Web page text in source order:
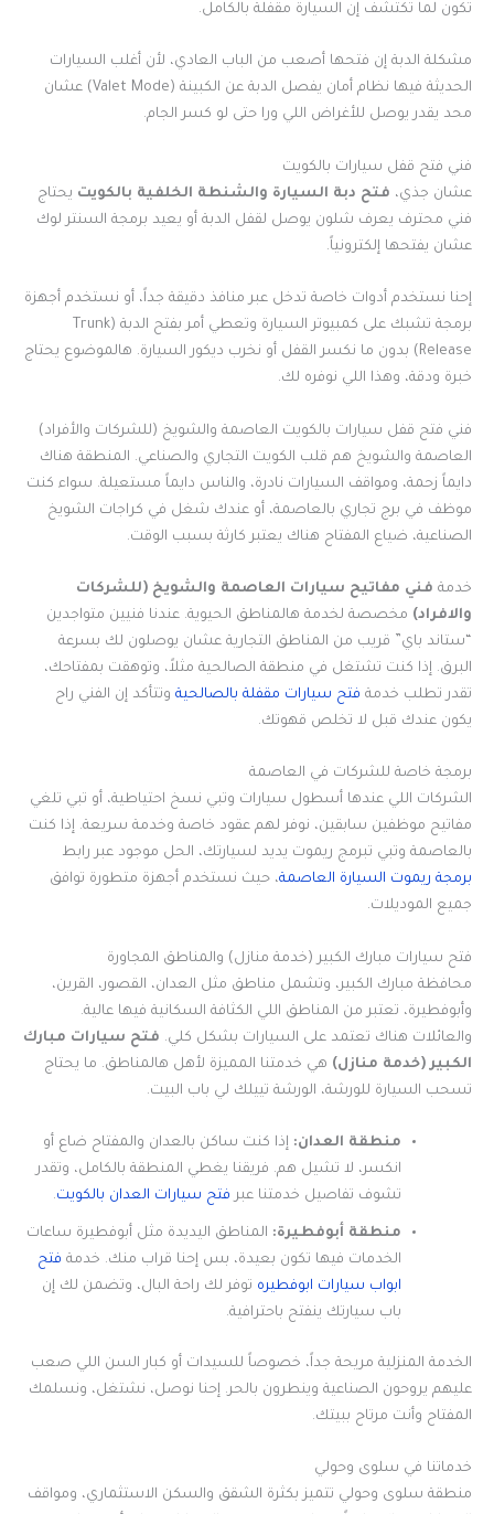
تكون لما تكتشف إن السيارة مقفلة بالكامل.
مشكلة الدبة إن فتحها أصعب من الباب العادي، لأن أغلب السيارات
الحديثة فيها نظام أمان يفصل الدبة عن الكبينة (Valet Mode) عشان
محد يقدر يوصل للأغراض اللي ورا حتى لو كسر الجام.
فني فتح قفل سيارات بالكويت
عشان جذي، فتح دبة السيارة والشنطة الخلفية بالكويت يحتاج
فني محترف يعرف شلون يوصل لقفل الدبة أو يعيد برمجة السنتر لوك
عشان يفتحها إلكترونياً.
إحنا نستخدم أدوات خاصة تدخل عبر منافذ دقيقة جداً، أو نستخدم أجهزة
برمجة تشبك على كمبيوتر السيارة وتعطي أمر بفتح الدبة (Trunk
Release) بدون ما نكسر القفل أو نخرب ديكور السيارة. هالموضوع يحتاج
خبرة ودقة، وهذا اللي نوفره لك.
فني فتح قفل سيارات بالكويت العاصمة والشويخ (للشركات والأفراد)
العاصمة والشويخ هم قلب الكويت التجاري والصناعي. المنطقة هناك
دايماً زحمة، ومواقف السيارات نادرة، والناس دايماً مستعيلة. سواء كنت
موظف في برج تجاري بالعاصمة، أو عندك شغل في كراجات الشويخ
الصناعية، ضياع المفتاح هناك يعتبر كارثة بسبب الوقت.
خدمة فني مفاتيح سيارات العاصمة والشويخ (للشركات
والافراد) مخصصة لخدمة هالمناطق الحيوية. عندنا فنيين متواجدين
“ستاند باي” قريب من المناطق التجارية عشان يوصلون لك بسرعة
البرق. إذا كنت تشتغل في منطقة الصالحية مثلاً، وتوهقت بمفتاحك،
تقدر تطلب خدمة فتح سيارات مقفلة بالصالحية وتتأكد إن الفني راح
يكون عندك قبل لا تخلص قهوتك.
برمجة خاصة للشركات في العاصمة
الشركات اللي عندها أسطول سيارات وتبي نسخ احتياطية، أو تبي تلغي
مفاتيح موظفين سابقين، نوفر لهم عقود خاصة وخدمة سريعة. إذا كنت
بالعاصمة وتبي تبرمج ريموت يديد لسيارتك، الحل موجود عبر رابط
برمجة ريموت السيارة العاصمة، حيث نستخدم أجهزة متطورة توافق
جميع الموديلات.
فتح سيارات مبارك الكبير (خدمة منازل) والمناطق المجاورة
محافظة مبارك الكبير، وتشمل مناطق مثل العدان، القصور، القرين،
وأبوفطيرة، تعتبر من المناطق اللي الكثافة السكانية فيها عالية.
والعائلات هناك تعتمد على السيارات بشكل كلي. فتح سيارات مبارك
الكبير (خدمة منازل) هي خدمتنا المميزة لأهل هالمناطق. ما يحتاج
تسحب السيارة للورشة، الورشة تييلك لي باب البيت.
منطقة العدان: إذا كنت ساكن بالعدان والمفتاح ضاع أو
انكسر، لا تشيل هم. فريقنا يغطي المنطقة بالكامل، وتقدر
تشوف تفاصيل خدمتنا عبر فتح سيارات العدان بالكويت.
منطقة أبوفطيرة: المناطق اليديدة مثل أبوفطيرة ساعات
الخدمات فيها تكون بعيدة، بس إحنا قراب منك. خدمة فتح
ابواب سيارات ابوفطيره توفر لك راحة البال، وتضمن لك إن
باب سيارتك ينفتح باحترافية.
الخدمة المنزلية مريحة جداً، خصوصاً للسيدات أو كبار السن اللي صعب
عليهم يروحون الصناعية وينطرون بالحر. إحنا نوصل، نشتغل، ونسلمك
المفتاح وأنت مرتاح ببيتك.
خدماتنا في سلوى وحولي
منطقة سلوى وحولي تتميز بكثرة الشقق والسكن الاستثماري، ومواقف